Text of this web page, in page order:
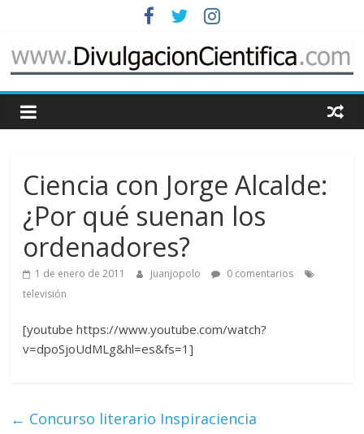
contenido
Cosas
divulgación
de
ciencia
Ciencia con Jorge Alcalde:
¿Por qué suenan los
ordenadores?
1 de enero de 2011 Juanjopolo
0 comentarios
televisión
[youtube https://www.youtube.com/watch?
v=dpoSjoUdMLg&hl=es&fs=1]
← Concurso literario Inspiraciencia